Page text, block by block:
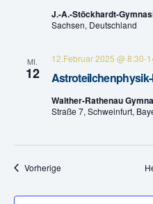
J.-A.-Stöckhardt-
Sachsen, Deutschland
MI.
12
12.Februar 2025 @ 8:30-
Walther-Rathenau
Straße 7, Schweinfurt,
VorherigeVeranstaltungen